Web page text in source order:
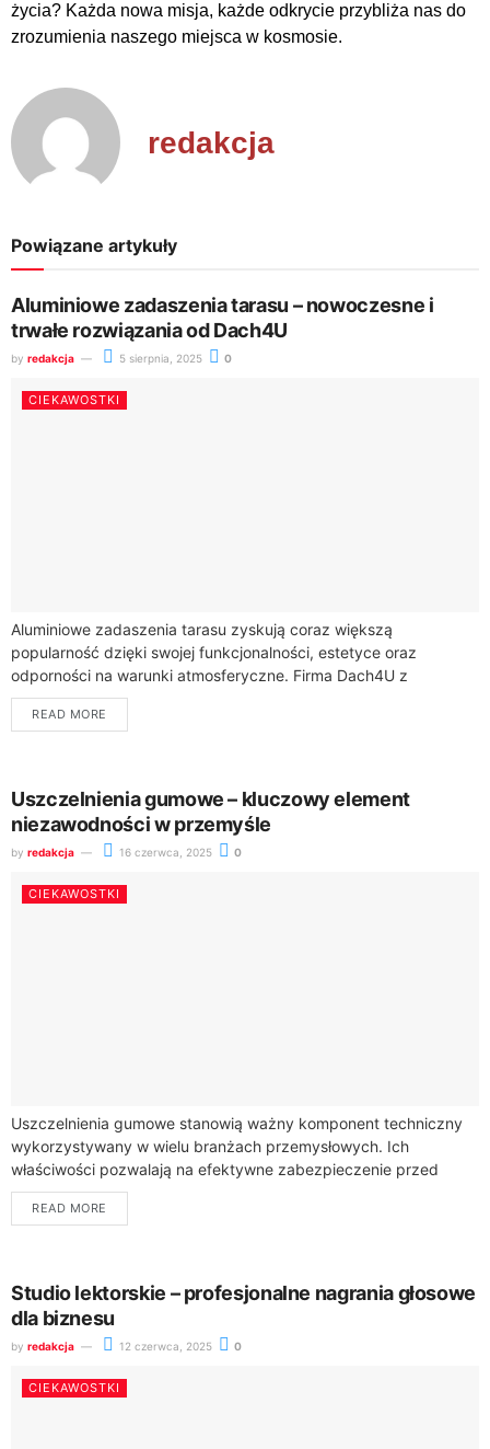
życia? Każda nowa misja, każde odkrycie przybliża nas do
zrozumienia naszego miejsca w kosmosie.
redakcja
Powiązane artykuły
Aluminiowe zadaszenia tarasu – nowoczesne i
trwałe rozwiązania od Dach4U
by redakcja 5 sierpnia, 2025 0
CIEKAWOSTKI
Aluminiowe zadaszenia tarasu zyskują coraz większą
popularność dzięki swojej funkcjonalności, estetyce oraz
odporności na warunki atmosferyczne. Firma Dach4U z
Czyżowic na Śląsku specjalizuje się w produkcji takich
systemów, wykorzystując wysokiej...
READ MORE
Uszczelnienia gumowe – kluczowy element
niezawodności w przemyśle
by redakcja 16 czerwca, 2025 0
CIEKAWOSTKI
Uszczelnienia gumowe stanowią ważny komponent techniczny
wykorzystywany w wielu branżach przemysłowych. Ich
właściwości pozwalają na efektywne zabezpieczenie przed
wyciekami, utratą ciśnienia czy zanieczyszczeniem środowiska
wewnętrznego maszyn i urządzeń. Firma Kragum...
READ MORE
Studio lektorskie – profesjonalne nagrania głosowe
dla biznesu
by redakcja 12 czerwca, 2025 0
CIEKAWOSTKI